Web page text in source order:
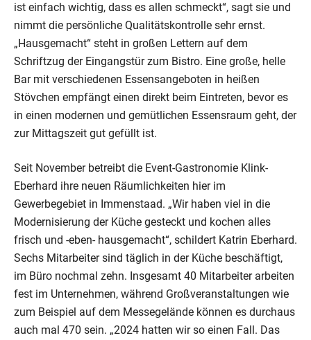
ist einfach wichtig, dass es allen schmeckt“, sagt sie und
nimmt die persönliche Qualitätskontrolle sehr ernst.
„Hausgemacht“ steht in großen Lettern auf dem
Schriftzug der Eingangstür zum Bistro. Eine große, helle
Bar mit verschiedenen Essensangeboten in heißen
Stövchen empfängt einen direkt beim Eintreten, bevor es
in einen modernen und gemütlichen Essensraum geht, der
zur Mittagszeit gut gefüllt ist.
Seit November betreibt die Event-Gastronomie Klink-
Eberhard ihre neuen Räumlichkeiten hier im
Gewerbegebiet in Immenstaad. „Wir haben viel in die
Modernisierung der Küche gesteckt und kochen alles
frisch und -eben- hausgemacht“, schildert Katrin Eberhard.
Sechs Mitarbeiter sind täglich in der Küche beschäftigt,
im Büro nochmal zehn. Insgesamt 40 Mitarbeiter arbeiten
fest im Unternehmen, während Großveranstaltungen wie
zum Beispiel auf dem Messegelände können es durchaus
auch mal 470 sein. „2024 hatten wir so einen Fall. Das